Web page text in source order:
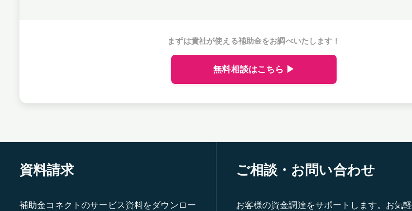
まずは貴社が使える補助金をお調べいたします！
無料相談はこちら ▶
資料請求
補助金コネクトのサービス資料をダウンロー
ご相談・お問い合わせ
お客様の資金調達をサポートします。お気軽